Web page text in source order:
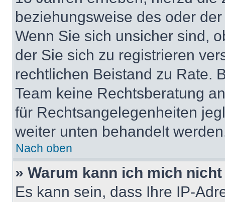
beziehungsweise des oder
Wenn Sie sich unsicher sind,
der Sie sich zu registrieren
rechtlichen Beistand zu Rate.
Team keine Rechtsberatung
für Rechtsangelegenheiten
weiter unten behandelt
Nach oben
» Warum kann ich mich
Es kann sein, dass Ihre IP-